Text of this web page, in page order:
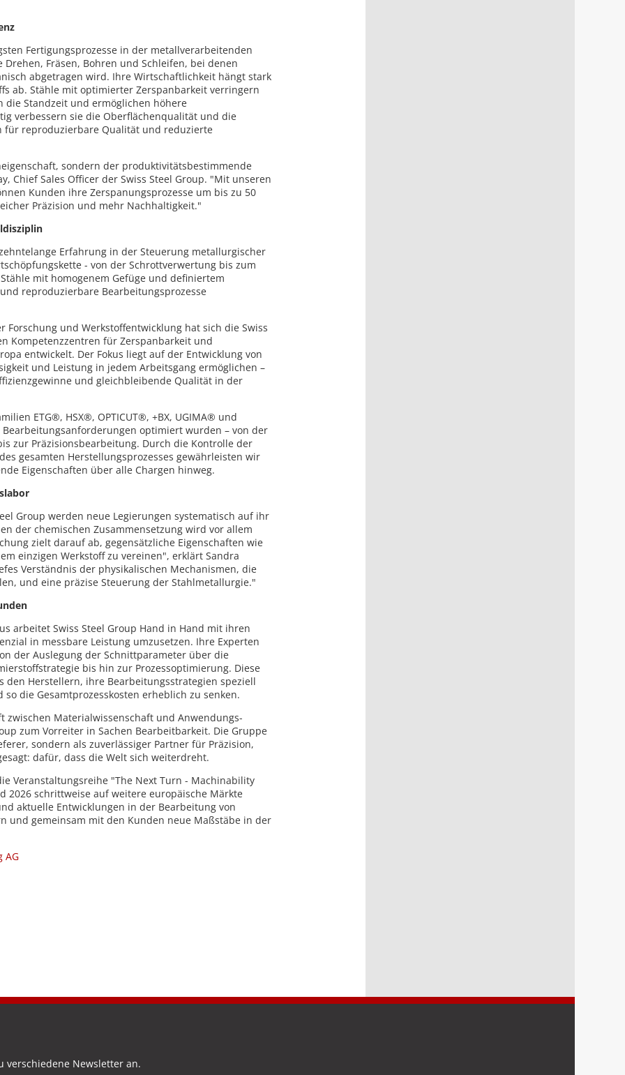
Fertigungsprozesse in der metallverarbeitenden
Drehen, Fräsen, Bohren und Schleifen, bei denen
abgetragen wird. Ihre Wirtschaftlichkeit hängt stark
ab. Stähle mit optimierter Zerspanbarkeit verringern
die Standzeit und ermöglichen höhere
verbessern sie die Oberflächenqualität und die
für reproduzierbare Qualität und reduzierte
sondern der produktivitätsbestimmende
Chief Sales Officer der Swiss Steel Group. "Mit unseren
Kunden ihre Zerspanungsprozesse um bis zu 50
Präzision und mehr Nachhaltigkeit."
Erfahrung in der Steuerung metallurgischer
- von der Schrottverwertung bis zum
mit homogenem Gefüge und definiertem
reproduzierbare Bearbeitungsprozesse
Forschung und Werkstoffentwicklung hat sich die Swiss
Kompetenzzentren für Zerspanbarkeit und
entwickelt. Der Fokus liegt auf der Entwicklung von
und Leistung in jedem Arbeitsgang ermöglichen –
und gleichbleibende Qualität in der
ETG®, HSX®, OPTICUT®, +BX, UGIMA® und
Bearbeitungsanforderungen optimiert wurden – von der
bis zur Präzisionsbearbeitung. Durch die Kontrolle der
gesamten Herstellungsprozesses gewährleisten wir
Eigenschaften über alle Chargen hinweg.
Group werden neue Legierungen systematisch auf ihr
der chemischen Zusammensetzung wird vor allem
zielt darauf ab, gegensätzliche Eigenschaften wie
einzigen Werkstoff zu vereinen", erklärt Sandra
Verständnis der physikalischen Mechanismen, die
und eine präzise Steuerung der Stahlmetallurgie."
arbeitet Swiss Steel Group Hand in Hand mit ihren
in messbare Leistung umzusetzen. Ihre Experten
der Auslegung der Schnittparameter über die
bis hin zur Prozessoptimierung. Diese
den Herstellern, ihre Bearbeitungsstrategien speziell
so die Gesamtprozesskosten erheblich zu senken.
zwischen Materialwissenschaft und Anwendungs-
zum Vorreiter in Sachen Bearbeitbarkeit. Die Gruppe
sondern als zuverlässiger Partner für Präzision,
dafür, dass die Welt sich weiterdreht.
Veranstaltungsreihe "The Next Turn - Machinability
2026 schrittweise auf weitere europäische Märkte
aktuelle Entwicklungen in der Bearbeitung von
und gemeinsam mit den Kunden neue Maßstäbe in der
AG
verschiedene Newsletter an.